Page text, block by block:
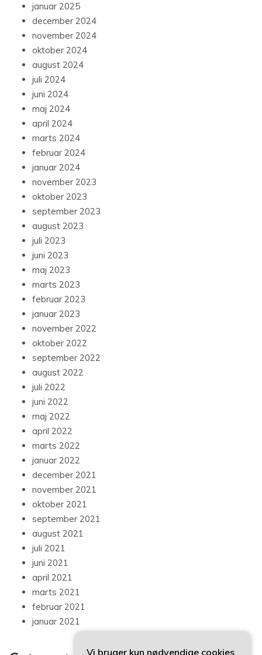
januar 2025
december 2024
november 2024
oktober 2024
august 2024
juli 2024
juni 2024
maj 2024
april 2024
marts 2024
februar 2024
januar 2024
november 2023
oktober 2023
september 2023
august 2023
juli 2023
juni 2023
maj 2023
marts 2023
februar 2023
januar 2023
november 2022
oktober 2022
september 2022
august 2022
juli 2022
juni 2022
maj 2022
april 2022
marts 2022
januar 2022
december 2021
november 2021
oktober 2021
september 2021
august 2021
juli 2021
juni 2021
april 2021
marts 2021
februar 2021
januar 2021
Vi bruger kun nødvendige cookies